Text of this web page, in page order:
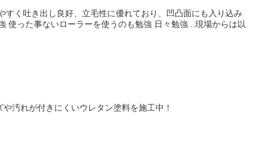
すく吐き出し良好、立毛性に優れており、凹凸面にも入り込み
使った事ないローラーを使うのも勉強 日々勉強 ..現場からは以
汚れが付きにくいウレタン塗料を施工中！